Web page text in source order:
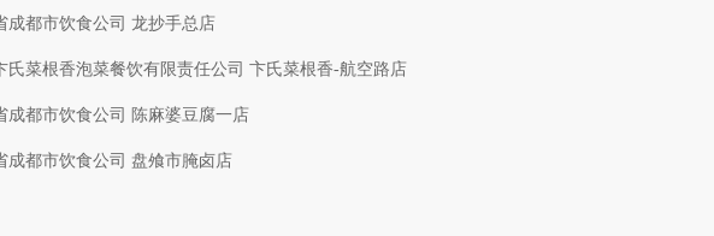
成都市饮食公司 龙抄手总店
氏菜根香泡菜餐饮有限责任公司 卞氏菜根香-航空路店
成都市饮食公司 陈麻婆豆腐一店
成都市饮食公司 盘飧市腌卤店